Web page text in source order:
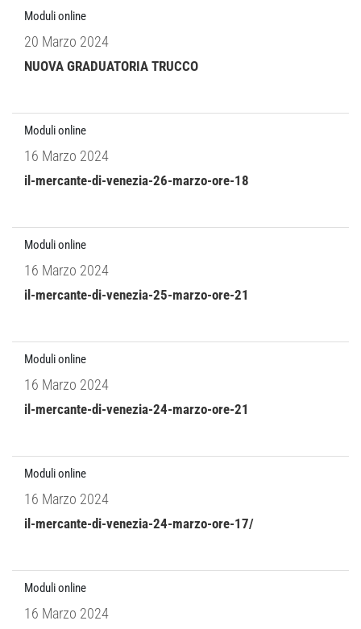
Moduli online
20 Marzo 2024
NUOVA GRADUATORIA TRUCCO
Moduli online
16 Marzo 2024
il-mercante-di-venezia-26-marzo-ore-18
Moduli online
16 Marzo 2024
il-mercante-di-venezia-25-marzo-ore-21
Moduli online
16 Marzo 2024
il-mercante-di-venezia-24-marzo-ore-21
Moduli online
16 Marzo 2024
il-mercante-di-venezia-24-marzo-ore-17/
Moduli online
16 Marzo 2024